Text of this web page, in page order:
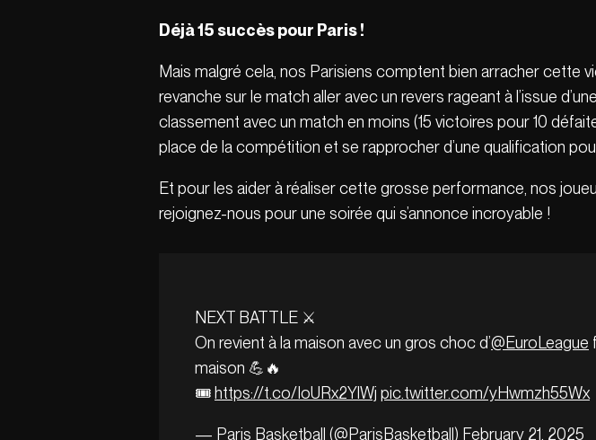
Déjà 15 succès pour Paris !
Mais malgré cela, nos Parisiens comptent bien arracher cette
revanche sur le match aller avec un revers rageant à l’issue
classement avec un match en moins (15 victoires pour 10
place de la compétition et se rapprocher d’une qualification
Et pour les aider à réaliser cette grosse performance, nos
rejoignez-nous pour une soirée qui s’annonce incroyable !
NEXT BATTLE ⚔️
On revient à la maison avec un gros choc d’@EuroLeague
maison 💪🔥
🎟️ https://t.co/IoURx2YlWj pic.twitter.com/yHwmzh55Wx
— Paris Basketball (@ParisBasketball) February 21, 2025